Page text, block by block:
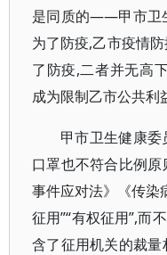
是同质的——甲市卫
为了防疫,乙市疫情
了防疫,二者并无高
成为限制乙市公共利
甲市卫生健康
口罩也不符合比例
事件应对法》《传染
征用”“有权征用”,而
含了征用机关的裁